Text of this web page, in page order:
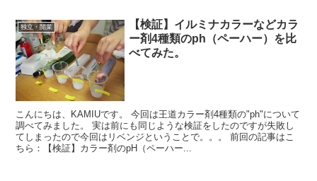
独立・開業
【検証】イルミナカラーなどカラ
ー剤4種類のph（ペーハー）を比
べてみた。
こんにちは、KAMIUです。 今回は王道カラー剤4種類の"ph"について
調べてみました。 実は前にも同じような検証をしたのですが失敗し
てしまったので今回はリベンジということで。。。 前回の記事はこ
ちら：【検証】カラー剤のpH（ペーハー...